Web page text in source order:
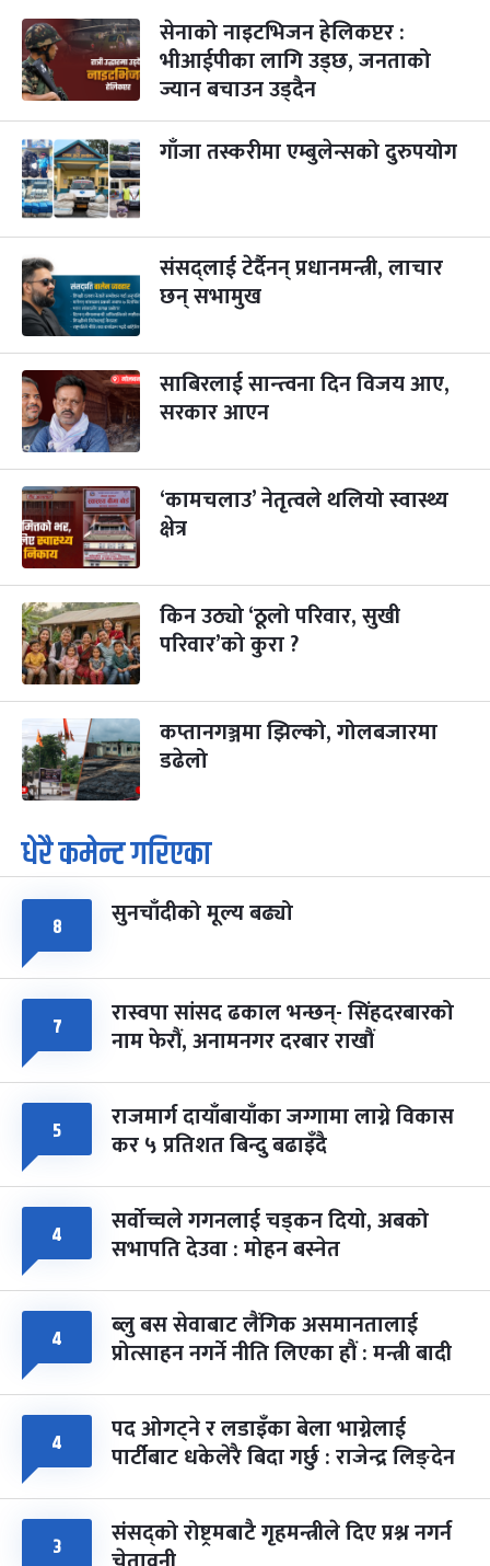
सेनाको नाइटभिजन हेलिकप्टर :
भीआईपीका लागि उड्छ, जनताको
ज्यान बचाउन उड्दैन
गाँजा तस्करीमा एम्बुलेन्सको दुरुपयोग
संसद्लाई टेर्दैनन् प्रधानमन्त्री, लाचार
छन् सभामुख
साबिरलाई सान्त्वना दिन विजय आए,
सरकार आएन
‘कामचलाउ’ नेतृत्वले थलियो स्वास्थ्य
क्षेत्र
किन उठ्यो ‘ठूलो परिवार, सुखी
परिवार’को कुरा ?
कप्तानगञ्जमा झिल्को, गोलबजारमा
डढेलो
धेरै कमेन्ट गरिएका
८ सुनचाँदीको मूल्य बढ्यो
७ रास्वपा सांसद ढकाल भन्छन्- सिंहदरबारको
नाम फेरौं, अनामनगर दरबार राखौं
५ राजमार्ग दायाँबायाँका जग्गामा लाग्ने विकास
कर ५ प्रतिशत बिन्दु बढाइँदै
४ सर्वोच्चले गगनलाई चड्कन दियो, अबको
सभापति देउवा : मोहन बस्नेत
४ ब्लु बस सेवाबाट लैंगिक असमानतालाई
प्रोत्साहन नगर्ने नीति लिएका हौं : मन्त्री बादी
४ पद ओगट्ने र लडाइँका बेला भाग्नेलाई
पार्टीबाट धकेलेरै बिदा गर्छु : राजेन्द्र लिङ्देन
३ संसद्को रोष्ट्रमबाटै गृहमन्त्रीले दिए प्रश्न नगर्न